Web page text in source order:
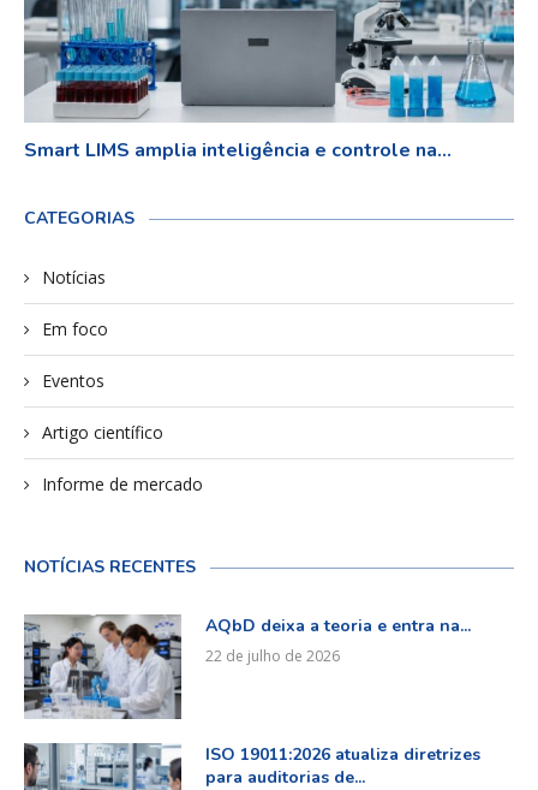
Smart LIMS amplia inteligência e controle na...
CATEGORIAS
Notícias
Em foco
Eventos
Artigo científico
Informe de mercado
NOTÍCIAS RECENTES
AQbD deixa a teoria e entra na...
22 de julho de 2026
ISO 19011:2026 atualiza diretrizes
para auditorias de...